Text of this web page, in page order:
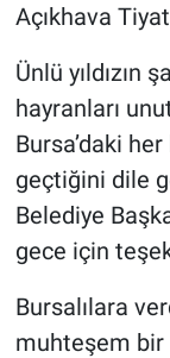
Açıkhava
Ünlü yıldızın
hayranları
Bursa’daki
geçtiğini dile
Belediye
gece için
Bursalılara
muhteşem bir